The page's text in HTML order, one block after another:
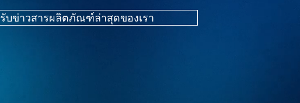
รับข่าวสารผลิตภัณฑ์ล่าสุดของเรา